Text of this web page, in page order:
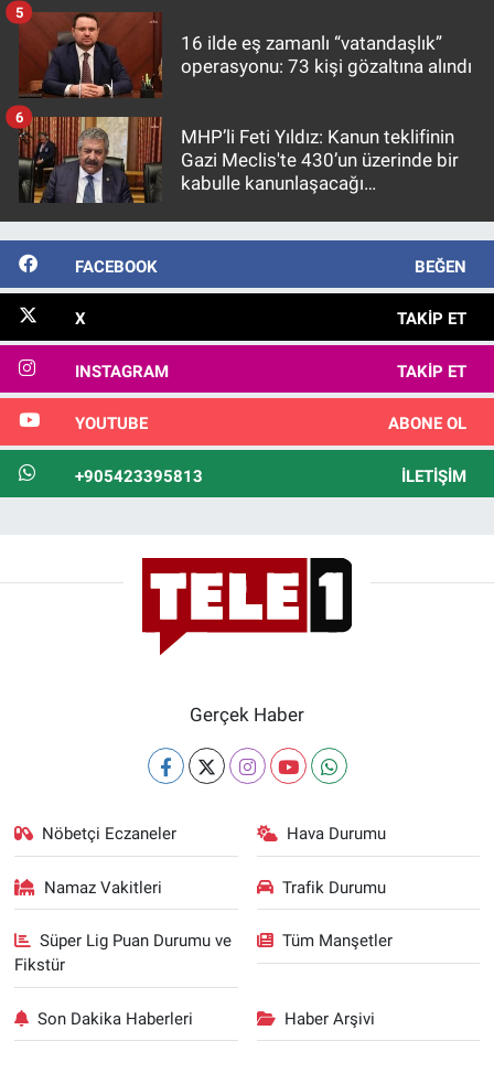
16 ilde eş zamanlı “vatandaşlık”
operasyonu: 73 kişi gözaltına alındı
5
MHP’li Feti Yıldız: Kanun teklifinin
Gazi Meclis'te 430’un üzerinde bir
kabulle kanunlaşacağı
6
FACEBOOK BEĞEN
X TAKIP ET
INSTAGRAM TAKIP ET
YOUTUBE ABONE OL
+905423395813 İLETIŞIM
Gerçek Haber
Nöbetçi Eczaneler Hava Durumu
Namaz Vakitleri Trafik Durumu
Süper Lig Puan Durumu ve
Fikstür
Tüm Manşetler
Son Dakika Haberleri Haber Arşivi